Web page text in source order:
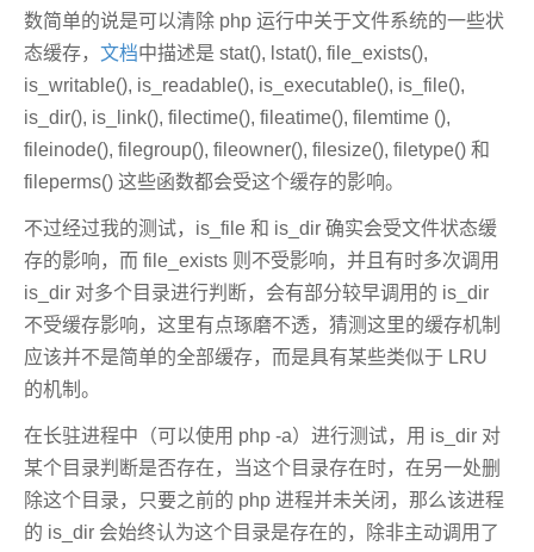
数简单的说是可以清除 php 运行中关于文件系统的一些状
态缓存， 文档中描述是 stat(), lstat(), file_exists(),
is_writable(), is_readable(), is_executable(), is_file(),
is_dir(), is_link(), filectime(), fileatime(), filemtime (),
fileinode(), filegroup(), fileowner(), filesize(), filetype() 和
fileperms() 这些函数都会受这个缓存的影响。
不过经过我的测试，is_file 和 is_dir 确实会受文件状态缓
存的影响，而 file_exists 则不受影响，并且有时多次调用
is_dir 对多个目录进行判断，会有部分较早调用的 is_dir
不受缓存影响，这里有点琢磨不透，猜测这里的缓存机制
应该并不是简单的全部缓存，而是具有某些类似于 LRU
的机制。
在长驻进程中（可以使用 php -a）进行测试，用 is_dir 对
某个目录判断是否存在，当这个目录存在时，在另一处删
除这个目录，只要之前的 php 进程并未关闭，那么该进程
的 is_dir 会始终认为这个目录是存在的，除非主动调用了